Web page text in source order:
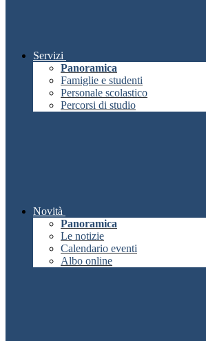
Servizi
Panoramica
Famiglie e studenti
Personale scolastico
Percorsi di studio
Novità
Panoramica
Le notizie
Calendario eventi
Albo online